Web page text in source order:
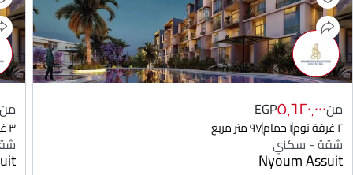
من٥٬٦٢٠٬٠٠٠EGP
٢ غرفة نوم ١ حمام ٩٧ متر مربع
شقة - سكني
Nyoum Assuit
من
٣ غرفة نوم